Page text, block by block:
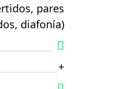
pares
diafonía)
+